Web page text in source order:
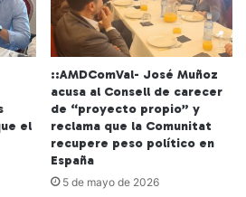
el
::AMDComVal- José Muñoz
acusa al Consell de carecer
de “proyecto propio” y
reclama que la Comunitat
recupere peso político en
España
5 de mayo de 2026